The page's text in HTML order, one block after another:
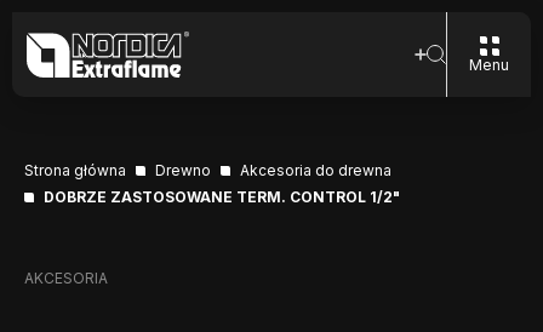
Menu
Strona główna Drewno
Akcesoria do drewna
DOBRZE ZASTOSOWANE TERM. CONTROL 1/2"
AKCESORIA